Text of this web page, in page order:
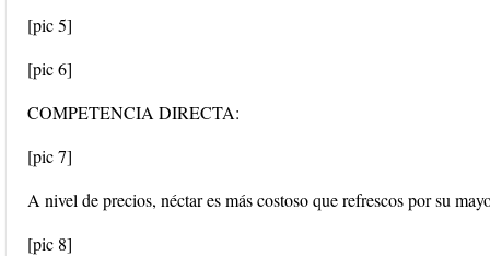
[pic 5]
[pic 6]
COMPETENCIA DIRECTA:
[pic 7]
A nivel de precios, néctar es más costoso que refrescos por su
[pic 8]